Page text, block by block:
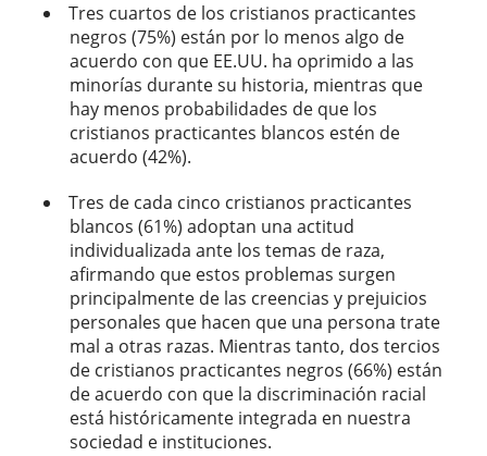
Tres cuartos de los cristianos practicantes
negros (75%) están por lo menos algo de
acuerdo con que EE.UU. ha oprimido a las
minorías durante su historia, mientras que
hay menos probabilidades de que los
cristianos practicantes blancos estén de
acuerdo (42%).
Tres de cada cinco cristianos practicantes
blancos (61%) adoptan una actitud
individualizada ante los temas de raza,
afirmando que estos problemas surgen
principalmente de las creencias y prejuicios
personales que hacen que una persona trate
mal a otras razas. Mientras tanto, dos tercios
de cristianos practicantes negros (66%) están
de acuerdo con que la discriminación racial
está históricamente integrada en nuestra
sociedad e instituciones.